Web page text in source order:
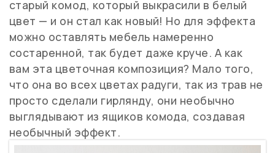
старый комод, который выкрасили в белый
цвет — и он стал как новый! Но для эффекта
можно оставлять мебель намеренно
состаренной, так будет даже круче. А как
вам эта цветочная композиция? Мало того,
что она во всех цветах радуги, так из трав не
просто сделали гирлянду, они необычно
выглядывают из ящиков комода, создавая
необычный эффект.